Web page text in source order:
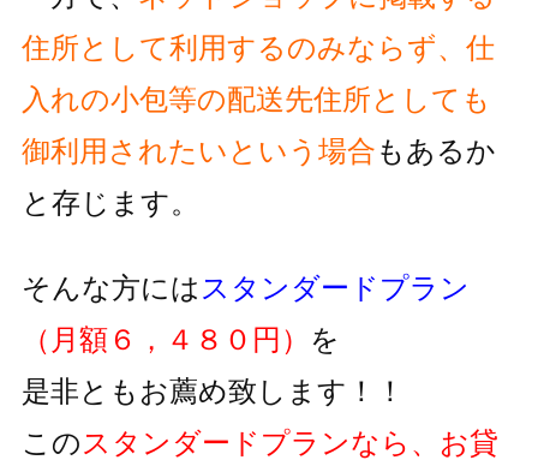
住所として利用するのみならず、 仕
入れの小包等の配送先住所としても
御利用されたいという 場合もあるか
と存じます。
そんな方には スタンダードプラン
（月額６，４８０円） を
是非ともお薦め致します！！
この スタンダードプランなら、お貸